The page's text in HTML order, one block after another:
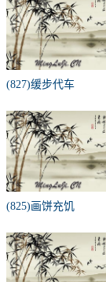
(827)缓步代车
(825)画饼充饥